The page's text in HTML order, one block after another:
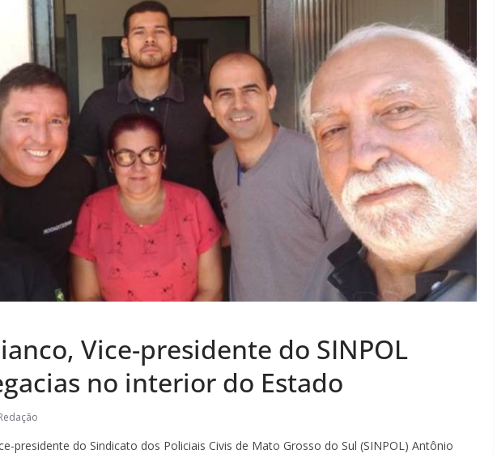
Vice-presidente do SINPOL
no interior do Estado
presidente do Sindicato dos Policiais Civis de Mato Grosso do Sul (SINPOL) Antônio